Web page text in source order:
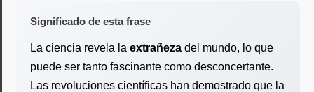
Significado de esta frase
La ciencia revela la extrañeza del mundo, lo que
puede ser tanto fascinante como desconcertante.
Las revoluciones científicas han demostrado que la